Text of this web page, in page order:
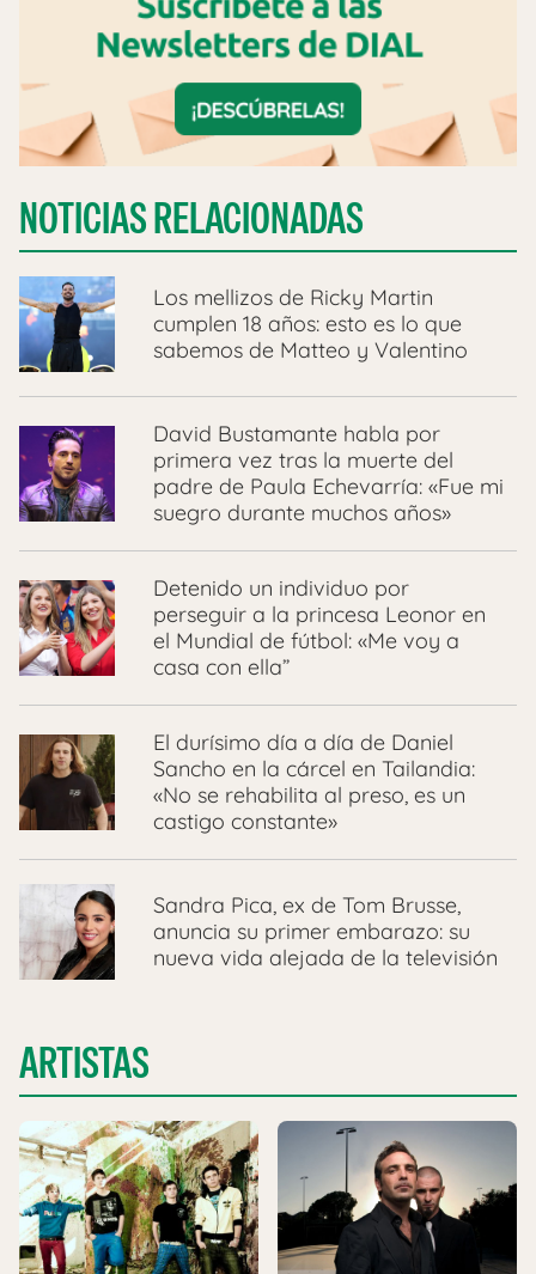
NOTICIAS RELACIONADAS
Los mellizos de Ricky Martin
cumplen 18 años: esto es lo que
sabemos de Matteo y Valentino
David Bustamante habla por
primera vez tras la muerte del
padre de Paula Echevarría: «Fue mi
suegro durante muchos años»
Detenido un individuo por
perseguir a la princesa Leonor en
el Mundial de fútbol: «Me voy a
casa con ella”
El durísimo día a día de Daniel
Sancho en la cárcel en Tailandia:
«No se rehabilita al preso, es un
castigo constante»
Sandra Pica, ex de Tom Brusse,
anuncia su primer embarazo: su
nueva vida alejada de la televisión
ARTISTAS